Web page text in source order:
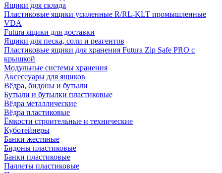
Ящики для склада
Пластиковые ящики усиленные R/RL-KLT промышленные
VDA
Futura ящики для доставки
Ящики для песка, соли и реагентов
Пластиковые ящики для хранения Futura Zip Safe PRO с
крышкой
Модульные системы хранения
Аксессуары для ящиков
Вёдра, бидоны и бутыли
Бутыли и бутылки пластиковые
Вёдра металлические
Вёдра пластиковые
Ёмкости строительные и технические
Куботейнеры
Банки жестяные
Бидоны пластиковые
Банки пластиковые
Паллеты пластиковые